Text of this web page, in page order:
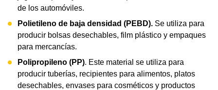
de los automóviles.
Polietileno de baja densidad (PEBD). Se utiliza para
producir bolsas desechables, film plástico y empaques
para mercancías.
Polipropileno (PP). Este material se utiliza para
producir tuberías, recipientes para alimentos, platos
desechables, envases para cosméticos y productos